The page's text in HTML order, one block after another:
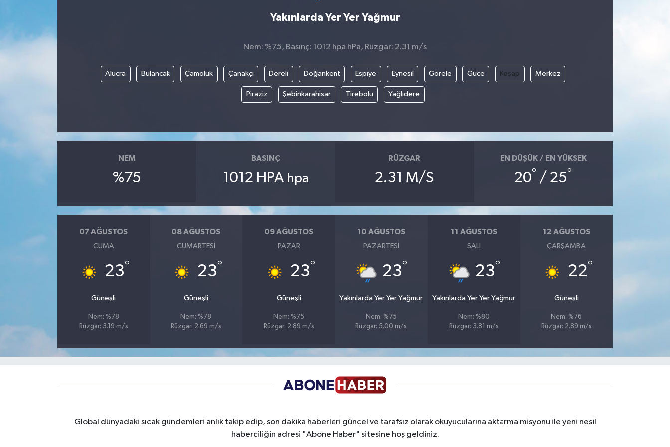
Yakınlarda Yer Yer Yağmur
Nem: %75, Basınç: 1012 hpa hPa, Rüzgar: 2.31 m/s
Alucra Bulancak Çamoluk Çanakçı Dereli Doğankent Espiye Eynesil Görele Güce Keşap Merkez
Piraziz Şebinkarahisar Tirebolu Yağlıdere
NEM
%75
BASINÇ
1012 HPA hpa
RÜZGAR
2.31 M/S
EN DÜŞÜK / EN YÜKSEK
20° / 25°
07 AĞUSTOS
CUMA
23°
Güneşli
Nem: %78
Rüzgar: 3.19 m/s
08 AĞUSTOS
CUMARTESI
23°
Güneşli
Nem: %78
Rüzgar: 2.69 m/s
09 AĞUSTOS
PAZAR
23°
Güneşli
Nem: %75
Rüzgar: 2.89 m/s
10 AĞUSTOS
PAZARTESI
23°
Yakınlarda Yer Yer Yağmur
Nem: %75
Rüzgar: 5.00 m/s
11 AĞUSTOS
SALI
23°
Yakınlarda Yer Yer Yağmur
Nem: %80
Rüzgar: 3.81 m/s
12 AĞUSTOS
ÇARŞAMBA
22°
Güneşli
Nem: %76
Rüzgar: 2.89 m/s
Global dünyadaki sıcak gündemleri anlık takip edip, son dakika haberleri güncel ve tarafsız olarak okuyucularına aktarma misyonu ile yeni nesil
haberciliğin adresi "Abone Haber" sitesine hoş geldiniz.
Genel
AboneHaber Özel